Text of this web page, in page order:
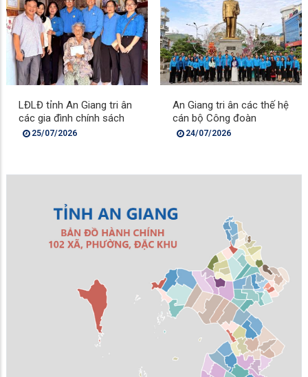
LĐLĐ tỉnh An Giang tri ân
các gia đình chính sách
25/07/2026
An Giang tri ân các thế hệ
cán bộ Công đoàn
24/07/2026